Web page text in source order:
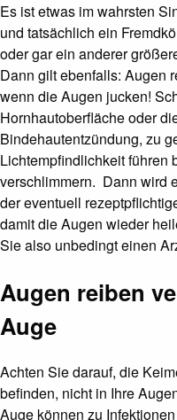
Es ist etwas im wahrsten
und tatsächlich ein
oder gar ein anderer
Dann gilt ebenfalls: Augen
wenn die Augen jucken!
Hornhautoberfläche oder
Bindehautentzündung, zu
Lichtempfindlichkeit führen
verschlimmern. Dann wird
der eventuell
damit die Augen wieder
Sie also unbedingt einen
Augen reiben
Auge
Achten Sie darauf, die
befinden, nicht in Ihre
Auge können zu